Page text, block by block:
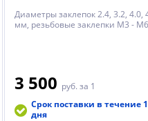
Диаметры заклепок 2.4, 3.2, 4.0,
мм, резьбовые заклепки М3 - М6
3 500 руб. за 1
Срок поставки в течение 1
дня